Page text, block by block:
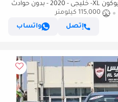
جي أم سي يوكون XL SLE جى أم سى يوكون XL- خليجى - 2020 - بدون حوادث
115,000 كيلومتر
إتصل
واتساب